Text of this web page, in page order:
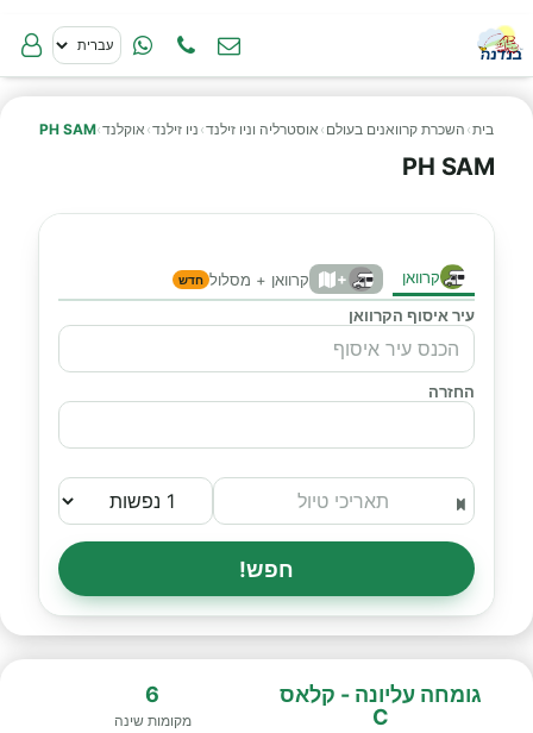
בית› השכרת קרוואנים בעולם › אוסטרליה וניו זילנד› ניו זילנד› אוקלנד›
PH SAM
PH SAM
קרוואן + קרוואן + מסלול חדש
עיר איסוף הקרוואן
החזרה
חפש!
גומחה עליונה - קלאס
C
6
מקומות שינה